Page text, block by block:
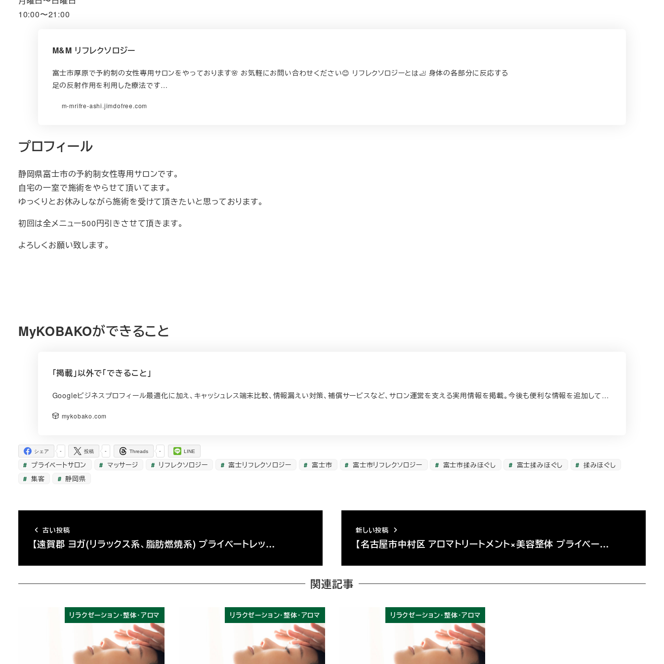
10:00〜21:00
M&M リフレクソロジー
富士市厚原で予約制の女性専用サロンをやっております🌸 お気軽にお問い合わせください😊 リフレクソロジーとは🦶 身体の各部分に反応する
足の反射作用を利用した療法です…
m-mrifre-ashi.jimdofree.com
プロフィール
静岡県富士市の予約制女性専用サロンです。
自宅の一室で施術をやらせて頂いてます。
ゆっくりとお休みしながら施術を受けて頂きたいと思っております。
初回は全メニュー500円引きさせて頂きます。
よろしくお願い致します。
MyKOBAKOができること
「掲載」以外で「できること」
Googleビジネスプロフィール最適化に加え、キャッシュレス端末比較、情報漏えい対策、補償サービスなど、サロン運営を支える実用情報を掲載。今後も便利な情報を追加して…
mykobako.com
-
シェア -
投稿 -
Threads LINE
プライベートサロン マッサージ リフレクソロジー 富士リフレクソロジー 富士市 富士市リフレクソロジー 富士市揉みほぐし 富士揉みほぐし
揉みほぐし
集客
静岡県
古い投稿
【遠賀郡 ヨガ(リラックス系、脂肪燃焼系) プライベートレッ…
新しい投稿
【名古屋市中村区 アロマトリートメント×美容整体 プライベー…
関連記事
リラクゼーション・整体・アロマ リラクゼーション・整体・アロマ リラクゼーション・整体・アロマ